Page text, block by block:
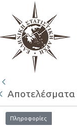
Αποτελέσματα
Πληροφορίες